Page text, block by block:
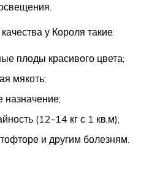
у Короля такие:
плоды красивого цвета;
мякоть;
назначение;
(12-14 кг с 1 кв.м);
и другим болезням.